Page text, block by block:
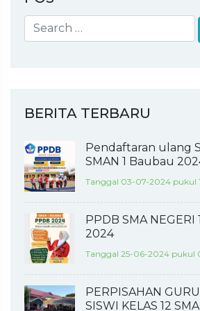
BERITA TERBARU
Pendaftaran ulang
SMAN 1 Baubau
Tanggal 03-07-2024 pukul
PPDB SMA NEGERI
2024
Tanggal 25-06-2024 pukul
PERPISAHAN
SISWI KELAS 12